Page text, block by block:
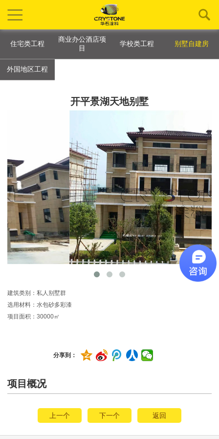
住宅类工程
商业办公酒店项
目
学校类工程 别墅自建房
外国地区工程
开平景湖天地别墅
建筑类别：私人别墅群
选用材料：水包砂多彩漆
项目面积： 30000㎡
分享到：
项目概况
上一个 下一个 返回